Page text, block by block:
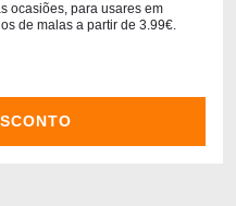
ocasiões, para usares em
de malas a partir de 3.99€.